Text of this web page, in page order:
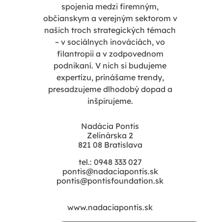
spojenia medzi firemným,
občianskym a verejným sektorom v
našich troch strategických témach
– v sociálnych inováciách, vo
filantropii a v zodpovednom
podnikaní. V nich si budujeme
expertízu, prinášame trendy,
presadzujeme dlhodobý dopad a
inšpirujeme.
Nadácia Pontis
Zelinárska 2
821 08 Bratislava
tel.: 0948 333 027
pontis@nadaciapontis.sk
pontis@pontisfoundation.sk
www.nadaciapontis.sk